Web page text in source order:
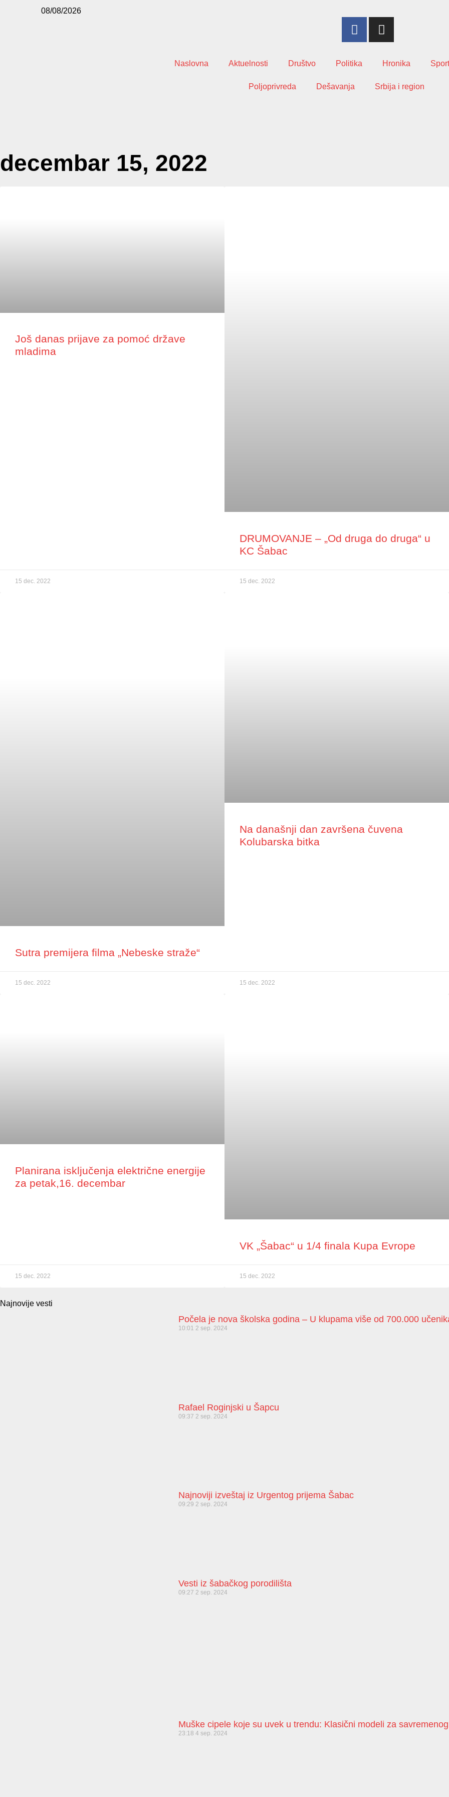
08/08/2026
Naslovna Aktuelnosti Društvo Politika Hronika
Poljoprivreda Dešavanja Srbija i region
decembar 15, 2022
Još danas prijave za pomoć države
mladima
15 dec. 2022
DRUMOVANJE – „Od druga do druga“ u
KC Šabac
15 dec. 2022
Sutra premijera filma „Nebeske straže“
15 dec. 2022
Na današnji dan završena čuvena
Kolubarska bitka
15 dec. 2022
Planirana isključenja električne energije
za petak,16. decembar
15 dec. 2022
VK „Šabac“ u 1/4 finala Kupa Evrope
15 dec. 2022
Najnovije vesti
Počela je nova školska godina – U klupama više od 700.000
10:01 2 sep. 2024
Rafael Roginjski u Šapcu
09:37 2 sep. 2024
Najnoviji izveštaj iz Urgentog prijema Šabac
09:29 2 sep. 2024
Vesti iz šabačkog porodilišta
09:27 2 sep. 2024
Muške cipele koje su uvek u trendu: Klasični modeli za
23:18 4 sep. 2024